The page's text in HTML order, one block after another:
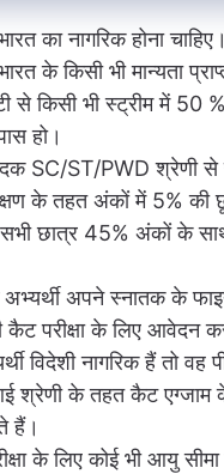
का नागरिक होना चाहिए।
के किसी भी मान्यता
से किसी भी स्ट्रीम में
हो।
SC/ST/PWD श्रेणी से
के तहत अंकों में 5% की
छात्र 45% अंकों के
अभ्यर्थी अपने स्नातक के
कैट परीक्षा के लिए आवेदन
विदेशी नागरिक हैं तो वह
श्रेणी के तहत कैट एग्जाम
हैं।
के लिए कोई भी आयु